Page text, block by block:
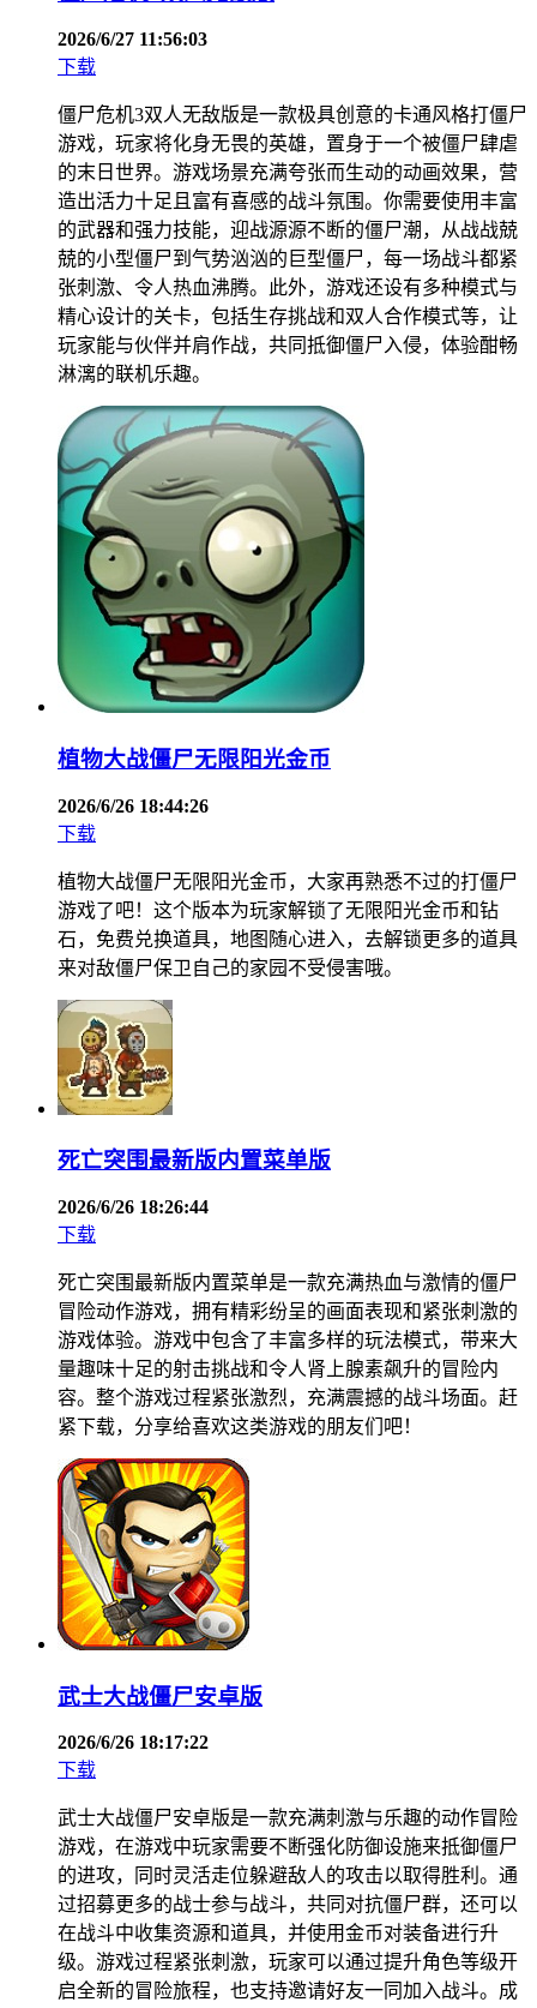
2026/6/27 11:56:03
下载
僵尸危机3双人无敌版是一款极具创意的卡通风格打僵尸
游戏，玩家将化身无畏的英雄，置身于一个被僵尸肆虐
的末日世界。游戏场景充满夸张而生动的动画效果，营
造出活力十足且富有喜感的战斗氛围。你需要使用丰富
的武器和强力技能，迎战源源不断的僵尸潮，从战战兢
兢的小型僵尸到气势汹汹的巨型僵尸，每一场战斗都紧
张刺激、令人热血沸腾。此外，游戏还设有多种模式与
精心设计的关卡，包括生存挑战和双人合作模式等，让
玩家能与伙伴并肩作战，共同抵御僵尸入侵，体验酣畅
淋漓的联机乐趣。
植物大战僵尸无限阳光金币
2026/6/26 18:44:26
下载
植物大战僵尸无限阳光金币，大家再熟悉不过的打僵尸
游戏了吧！这个版本为玩家解锁了无限阳光金币和钻
石，免费兑换道具，地图随心进入，去解锁更多的道具
来对敌僵尸保卫自己的家园不受侵害哦。
死亡突围最新版内置菜单版
2026/6/26 18:26:44
下载
死亡突围最新版内置菜单是一款充满热血与激情的僵尸
冒险动作游戏，拥有精彩纷呈的画面表现和紧张刺激的
游戏体验。游戏中包含了丰富多样的玩法模式，带来大
量趣味十足的射击挑战和令人肾上腺素飙升的冒险内
容。整个游戏过程紧张激烈，充满震撼的战斗场面。赶
紧下载，分享给喜欢这类游戏的朋友们吧！
武士大战僵尸安卓版
2026/6/26 18:17:22
下载
武士大战僵尸安卓版是一款充满刺激与乐趣的动作冒险
游戏，在游戏中玩家需要不断强化防御设施来抵御僵尸
的进攻，同时灵活走位躲避敌人的攻击以取得胜利。通
过招募更多的战士参与战斗，共同对抗僵尸群，还可以
在战斗中收集资源和道具，并使用金币对装备进行升
级。游戏过程紧张刺激，玩家可以通过提升角色等级开
启全新的冒险旅程，也支持邀请好友一同加入战斗。成